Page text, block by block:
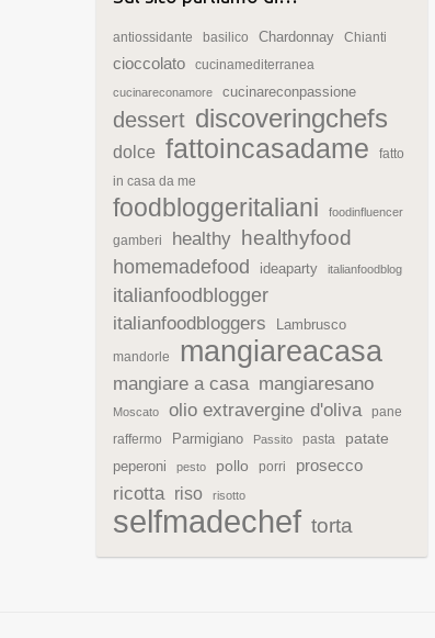
antiossidante basilico Chardonnay Chianti
cioccolato cucinamediterranea
cucinareconamore cucinareconpassione
dessert discoveringchefs
dolce fattoincasadame
fatto
in casa da me
foodbloggeritaliani foodinfluencer
gamberi healthy
healthyfood
homemadefood
ideaparty italianfoodblog
italianfoodblogger
italianfoodbloggers
Lambrusco
mandorle mangiareacasa
mangiare a casa mangiaresano
Moscato olio extravergine d'oliva
pane
raffermo
Parmigiano Passito pasta patate
peperoni pesto pollo porri prosecco
ricotta riso risotto
selfmadechef torta